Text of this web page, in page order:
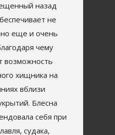
назад
не
еще и очень
чему
возможность
хищника на
вблизи
Блесна
себя при
судака,